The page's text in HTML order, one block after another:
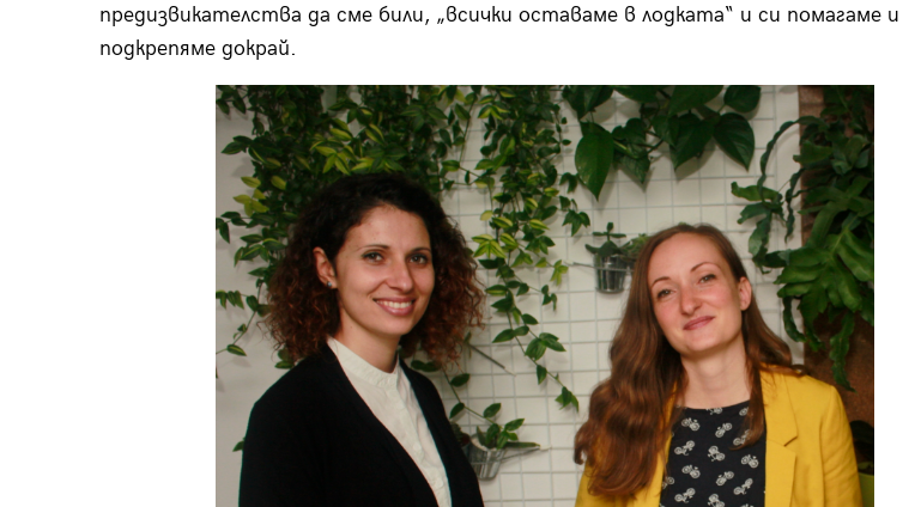
предизвикателства да сме били, „всички оставаме в лодката“ и си помагаме и
подкрепяме докрай.